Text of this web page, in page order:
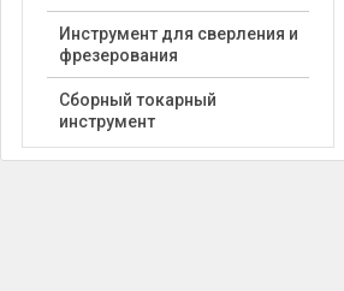
Инструмент для сверления и
фрезерования
Сборный токарный
инструмент